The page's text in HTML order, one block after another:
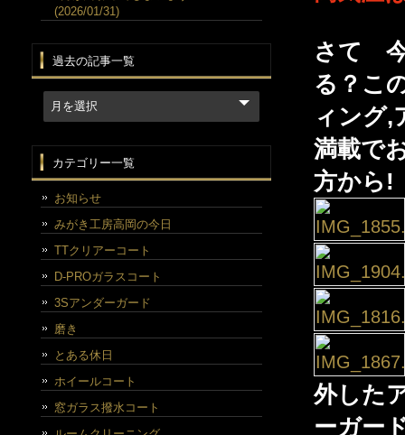
さて
る？こ
ィング,
満載で
方から!
外した
ーガー
(2026/01/31)
過去の記事一覧
カテゴリー一覧
お知らせ
みがき工房高岡の今日
TTクリアーコート
D-PROガラスコート
3Sアンダーガード
磨き
とある休日
ホイールコート
窓ガラス撥水コート